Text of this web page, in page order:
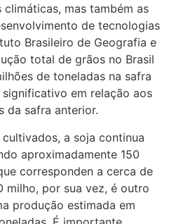
mas também as
de tecnologias
Brasileiro de Geografia e
total de grãos no Brasil
de toneladas na safra
em relação aos
da safra anterior.
a soja continua
aproximadamente 150
corresponden a cerca de
milho, por sua vez, é outro
produção estimada em